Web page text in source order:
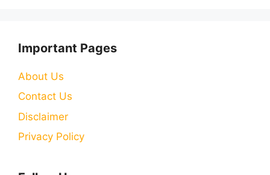
Important Pages
About Us
Contact Us
Disclaimer
Privacy Policy